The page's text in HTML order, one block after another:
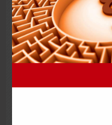
Nutzungsüberlassung
aber nicht auf der
gesondertes
Betriebsvermögens. Es
Reserven aufgedeckt,
Steuer-Tipp